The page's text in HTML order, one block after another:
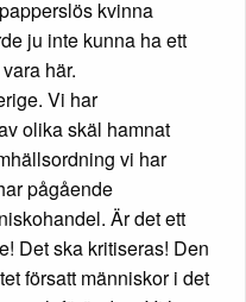
kvinna
ju inte kunna ha ett
här.
Vi har
olika skäl hamnat
vi har
pågående
Är det ett
Det ska kritiseras! Den
försatt människor i det